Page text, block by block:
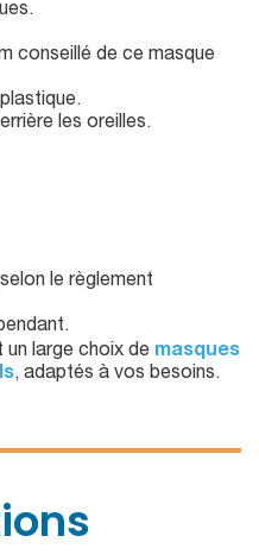
conseillé de ce masque
les oreilles.
le règlement
large choix de masques
, adaptés à vos besoins.